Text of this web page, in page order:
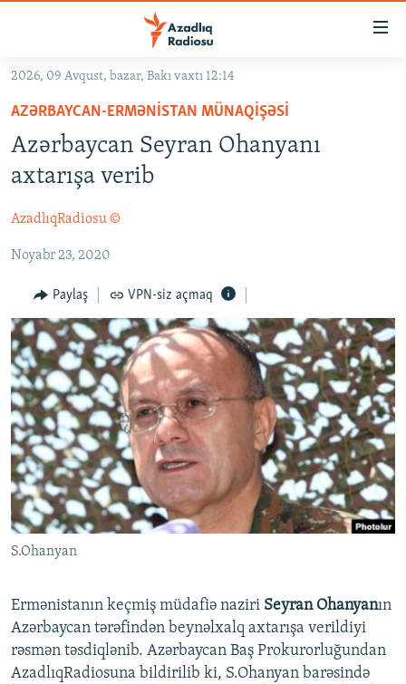
Əsas
qayıt
Əsas
naviqasiyaya
qayıt
Axtarışa
#İZAHLA
KORRUPSIOMETR
#ƏSLINDƏ
FƏRQƏ BAX
QANUNI DOĞRU
ARAŞDIRMA
MULTIMEDIA
VIDEO
FOTOQALEREYA
İNFOQRAFIKA
KARIKATURA
RADIO ARXIV
OXU ZALI
AZƏRBAYCAN ƏDƏBIYYATI KITABXANASI
İSLAM VƏ DEMOKRATIYA
İZ - MƏDƏNIYYƏT PROQRAMI
HAQQIMIZDA
MISSIYAMIZ
PEŞƏ ETIKASI VƏ JURNALISTIKA STANDARTLARIMIZ
MATERIALLARIMIZDAN ISTIFADƏ
AZADLIQRADIOSU MOBIL TELEFONUNUZDA
BIZIMLƏ ƏLAQƏ
BIZI IZLƏ
RFE/RL-in bütün saytları
2026, 09 Avqust, bazar, Bakı vaxtı 12:14
AZƏRBAYCAN-ERMƏNISTAN MÜNAQIŞƏSI
Azərbaycan Seyran Ohanyanı
axtarışa verib
AzadlıqRadiosu ©
Noyabr 23, 2020
Paylaş VPN-siz açmaq
S.Ohanyan
Ermənistanın keçmiş müdafiə naziri Seyran Ohanyanın
Azərbaycan tərəfindən beynəlxalq axtarışa verildiyi
rəsmən təsdiqlənib. Azərbaycan Baş Prokurorluğundan
AzadlıqRadiosuna bildirilib ki, S.Ohanyan barəsində